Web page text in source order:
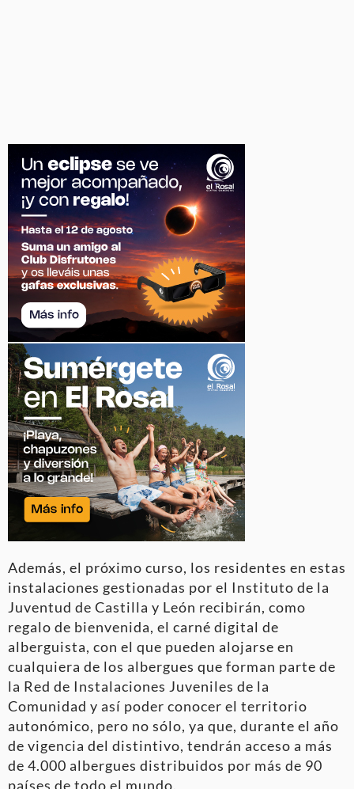
Además, el próximo curso, los residentes en estas
instalaciones gestionadas por el Instituto de la
Juventud de Castilla y León recibirán, como
regalo de bienvenida, el carné digital de
alberguista, con el que pueden alojarse en
cualquiera de los albergues que forman parte de
la Red de Instalaciones Juveniles de la
Comunidad y así poder conocer el territorio
autonómico, pero no sólo, ya que, durante el año
de vigencia del distintivo, tendrán acceso a más
de 4.000 albergues distribuidos por más de 90
países de todo el mundo.